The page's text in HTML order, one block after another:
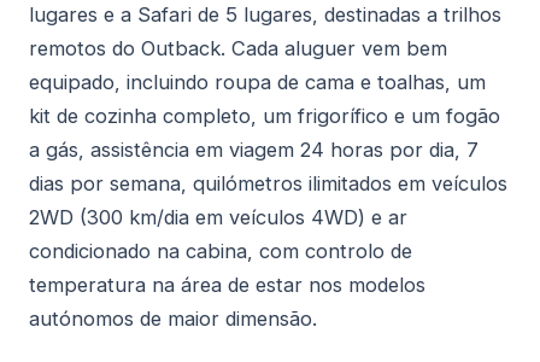
lugares e a Safari de 5 lugares, destinadas a trilhos
remotos do Outback. Cada aluguer vem bem
equipado, incluindo roupa de cama e toalhas, um
kit de cozinha completo, um frigorífico e um fogão
a gás, assistência em viagem 24 horas por dia, 7
dias por semana, quilómetros ilimitados em veículos
2WD (300 km/dia em veículos 4WD) e ar
condicionado na cabina, com controlo de
temperatura na área de estar nos modelos
autónomos de maior dimensão.